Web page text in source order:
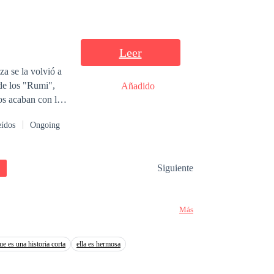
en un
que es
secundaria
acabo la
se la volvió a
los "Rumi",
acaban con la
Ongoing
Leer
Añadido
Siguiente
Más
es una historia corta
ella es hermosa